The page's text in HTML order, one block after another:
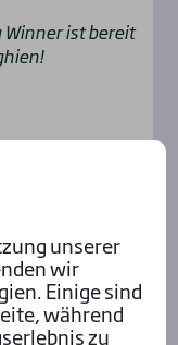
Win­ner ist bereit
Cake – glatt­ge­
unserer
wir
Einige sind
während
zu